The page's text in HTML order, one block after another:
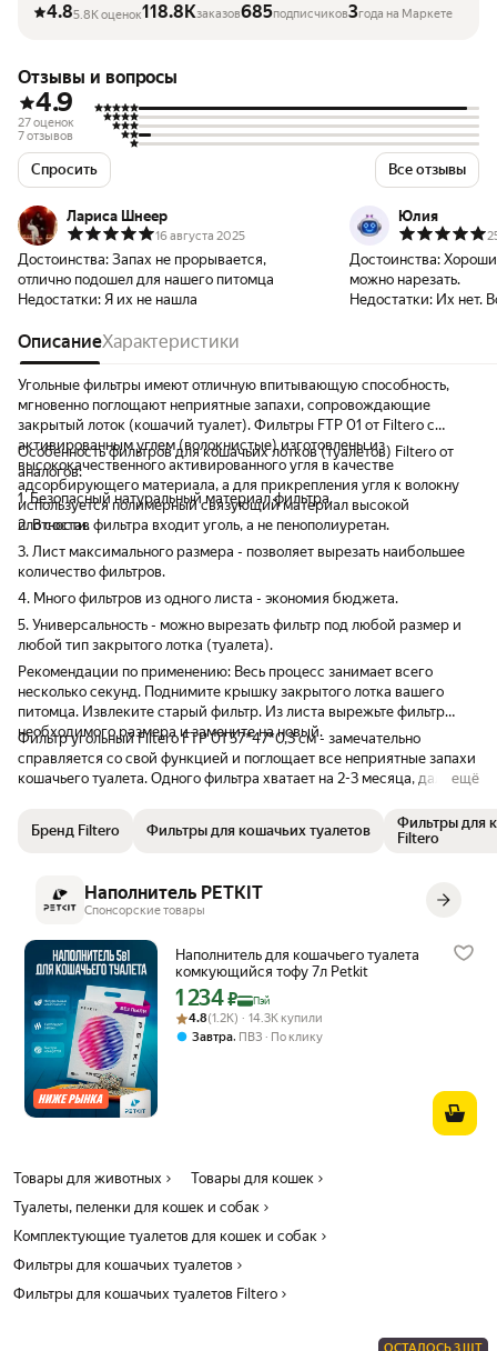
4.85.8K оценок118.8Kзаказов685подписчиков3года на Маркете
Отзывы и вопросы
4.9
27 оценок
7 отзывов
Спросить Все отзывы
Лариса Шнеер
16 августа 2025
Достоинства: Запах не прорывается,
отлично подошел для нашего питомца
Недостатки: Я их не нашла
Юлия
Достоинства:
можно нарезать.
Недостатки: Их нет.
ОписаниеХарактеристики
Угольные фильтры имеют отличную впитывающую способность,
мгновенно поглощают неприятные запахи, сопровождающие
закрытый лоток (кошачий туалет). Фильтры FTP 01 от Filtero с
активированным углем (волокнистые) изготовлены из
высококачественного активированного угля в качестве
адсорбирующего материала, а для прикрепления угля к волокну
используется полимерный связующий материал высокой
плотности.
Особенность фильтров для кошачьих лотков (туалетов) Filtero от
аналогов:
1. Безопасный натуральный материал фильтра.
2. В состав фильтра входит уголь, а не пенополиуретан.
3. Лист максимального размера - позволяет вырезать наибольшее
количество фильтров.
4. Много фильтров из одного листа - экономия бюджета.
5. Универсальность - можно вырезать фильтр под любой размер и
любой тип закрытого лотка (туалета).
Рекомендации по применению: Весь процесс занимает всего
несколько секунд. Поднимите крышку закрытого лотка вашего
питомца. Извлеките старый фильтр. Из листа вырежьте фильтр
необходимого размера и замените на новый.
Фильтр угольный Filtero FTP 01 57*47*0,3 см - замечательно
справляется со свой функцией и поглощает все неприятные запахи
кошачьего туалета. Одного фильтра хватает на 2-3 месяца, далееещё
Бренд Filtero Фильтры для кошачьих туалетов
Фильтры для
Filtero
Наполнитель PETKIT
Спонсорские товары
Наполнитель для кошачьего туалета
комкующийся тофу 7л Petkit
Цена с картой Яндекс Пэй 1234 ₽ вместо
1 234₽ Пэй
Рейтинг товара: 4.8 из 5
Оценок: (1.2K) · 14.3K купили
4.8(1.2K) · 14.3K купили
Завтра, ПВЗ По клику
Товары для животных
Товары для кошек
Туалеты, пеленки для кошек и собак
Комплектующие туалетов для кошек и собак
Фильтры для кошачьих туалетов
Фильтры для кошачьих туалетов Filtero
ОСТАЛОСЬ 3 ШТ